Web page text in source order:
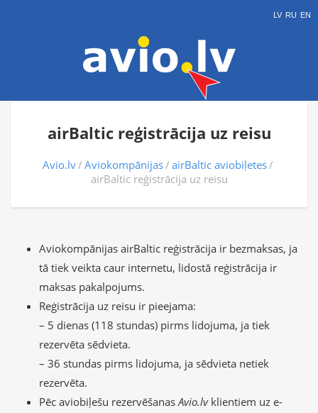
LV RU EN
airBaltic reģistrācija uz reisu
Avio.lv Aviokompānijas airBaltic aviobiļetes
airBaltic reģistrācija uz reisu
Aviokompānijas airBaltic reģistrācija ir bezmaksas, ja
tā tiek veikta caur internetu, lidostā reģistrācija ir
maksas pakalpojums.
Reģistrācija uz reisu ir pieejama:
– 5 dienas (118 stundas) pirms lidojuma, ja tiek
rezervēta sēdvieta.
– 36 stundas pirms lidojuma, ja sēdvieta netiek
rezervēta.
Pēc aviobiļešu rezervēšanasAvio.lv klientiem uz e-